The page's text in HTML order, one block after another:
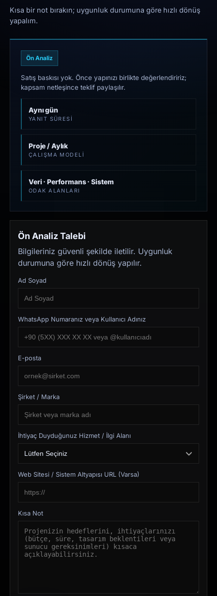
Kısa bir not bırakın; uygunluk durumuna göre hızlı dönüş
yapalım.
Ön Analiz
Satış baskısı yok. Önce yapınızı birlikte değerlendiririz;
kapsam netleşince teklif paylaşılır.
Aynı gün
YANIT SÜRESI
Proje / Aylık
ÇALIŞMA MODELI
Veri · Performans · Sistem
ODAK ALANLARI
Ön Analiz Talebi
Bilgileriniz güvenli şekilde iletilir. Uygunluk
durumuna göre hızlı dönüş yapılır.
Ad Soyad
WhatsApp Numaranız veya Kullanıcı Adınız
E-posta
Şirket / Marka
İhtiyaç Duyduğunuz Hizmet / İlgi Alanı
Web Sitesi / Sistem Altyapısı URL (Varsa)
Kısa Not